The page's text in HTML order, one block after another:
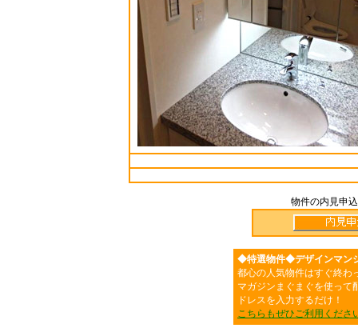
物件の内見申
◆特選物件◆デザインマン
都心の人気物件はすぐ終わ
マガジンまぐまぐを使って
ドレスを入力するだけ！
こちらもぜひご利用くださ